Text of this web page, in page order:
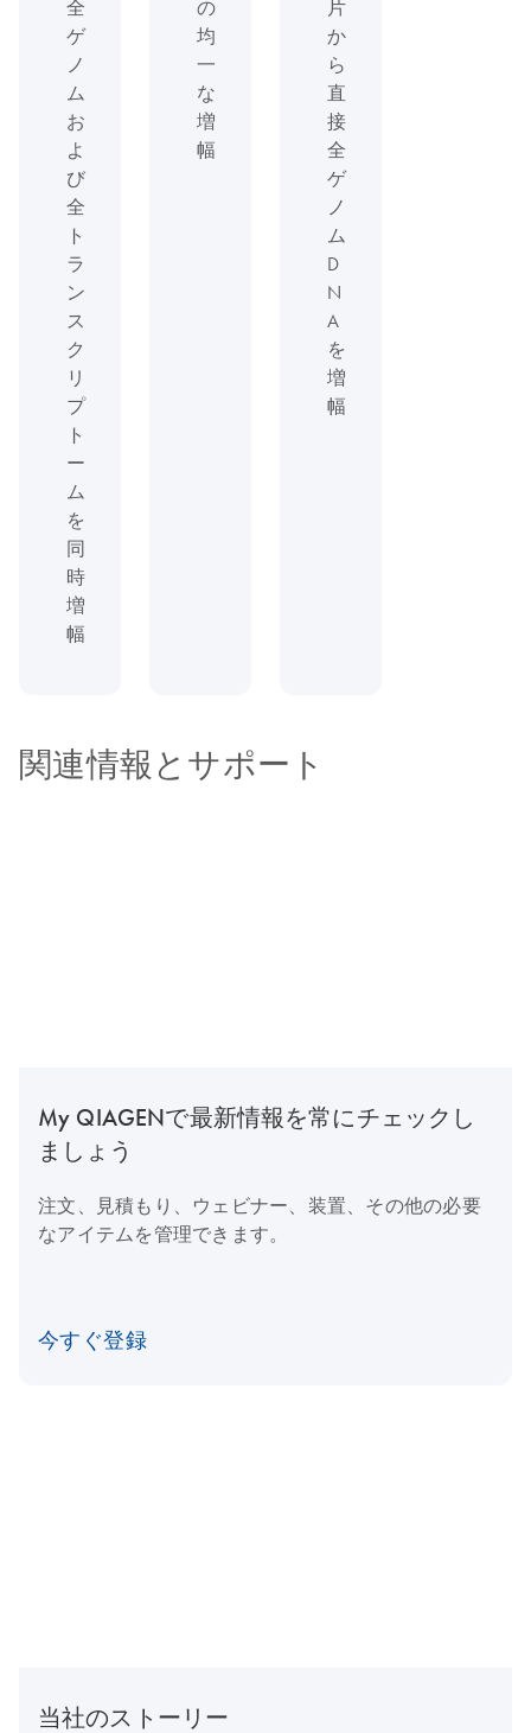
全
ゲ
ノ
ム
お
よ
び
全
ト
ラ
ン
ス
ク
リ
プ
ト
ー
ム
を
同
時
増
幅
の
均
一
な
増
幅
片
か
ら
直
接
全
ゲ
ノ
ム
D
N
A
を
増
幅
関連情報とサポート
My QIAGENで最新情報を常にチェックし
ましょう
注文、見積もり、ウェビナー、装置、その他の必要
なアイテムを管理できます。
今すぐ登録
当社のストーリー